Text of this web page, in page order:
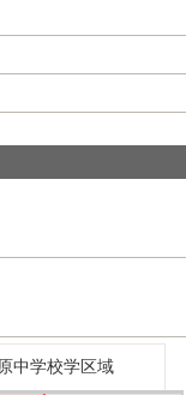
中学校学区域